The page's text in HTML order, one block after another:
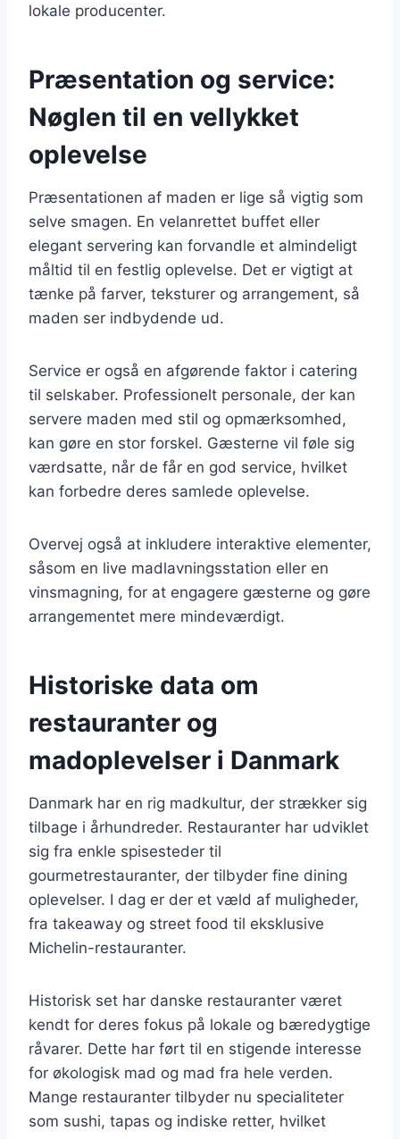
lokale producenter.
Præsentation og service:
Nøglen til en vellykket
oplevelse
Præsentationen af maden er lige så vigtig som
selve smagen. En velanrettet buffet eller
elegant servering kan forvandle et almindeligt
måltid til en festlig oplevelse. Det er vigtigt at
tænke på farver, teksturer og arrangement, så
maden ser indbydende ud.
Service er også en afgørende faktor i catering
til selskaber. Professionelt personale, der kan
servere maden med stil og opmærksomhed,
kan gøre en stor forskel. Gæsterne vil føle sig
værdsatte, når de får en god service, hvilket
kan forbedre deres samlede oplevelse.
Overvej også at inkludere interaktive elementer,
såsom en live madlavningsstation eller en
vinsmagning, for at engagere gæsterne og gøre
arrangementet mere mindeværdigt.
Historiske data om
restauranter og
madoplevelser i Danmark
Danmark har en rig madkultur, der strækker sig
tilbage i århundreder. Restauranter har udviklet
sig fra enkle spisesteder til
gourmetrestauranter, der tilbyder fine dining
oplevelser. I dag er der et væld af muligheder,
fra takeaway og street food til eksklusive
Michelin-restauranter.
Historisk set har danske restauranter været
kendt for deres fokus på lokale og bæredygtige
råvarer. Dette har ført til en stigende interesse
for økologisk mad og mad fra hele verden.
Mange restauranter tilbyder nu specialiteter
som sushi, tapas og indiske retter, hvilket